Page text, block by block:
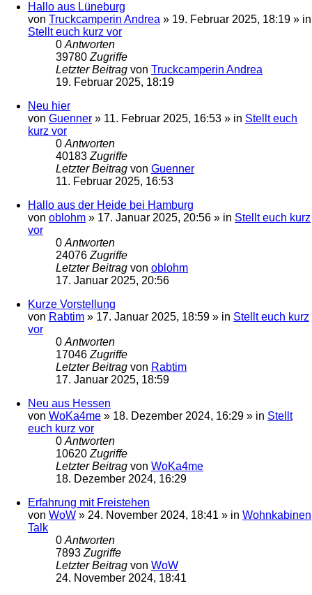
Hallo aus Lüneburg
von Truckcamperin Andrea » 19. Februar 2025, 18:19 » in
Stellt euch kurz vor
0 Antworten
39780 Zugriffe
Letzter Beitrag von Truckcamperin Andrea
19. Februar 2025, 18:19
Neu hier
von Guenner » 11. Februar 2025, 16:53 » in Stellt euch
kurz vor
0 Antworten
40183 Zugriffe
Letzter Beitrag von Guenner
11. Februar 2025, 16:53
Hallo aus der Heide bei Hamburg
von oblohm » 17. Januar 2025, 20:56 » in Stellt euch kurz
vor
0 Antworten
24076 Zugriffe
Letzter Beitrag von oblohm
17. Januar 2025, 20:56
Kurze Vorstellung
von Rabtim » 17. Januar 2025, 18:59 » in Stellt euch kurz
vor
0 Antworten
17046 Zugriffe
Letzter Beitrag von Rabtim
17. Januar 2025, 18:59
Neu aus Hessen
von WoKa4me » 18. Dezember 2024, 16:29 » in Stellt
euch kurz vor
0 Antworten
10620 Zugriffe
Letzter Beitrag von WoKa4me
18. Dezember 2024, 16:29
Erfahrung mit Freistehen
von WoW » 24. November 2024, 18:41 » in Wohnkabinen
Talk
0 Antworten
7893 Zugriffe
Letzter Beitrag von WoW
24. November 2024, 18:41